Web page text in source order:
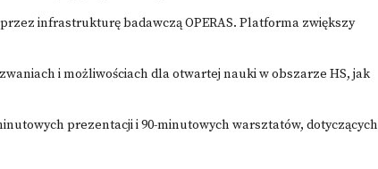
infrastrukturę badawczą OPERAS. Platforma zwiększy
i możliwościach dla otwartej nauki w obszarze HS, jak
prezentacji i 90-minutowych warsztatów, dotyczących